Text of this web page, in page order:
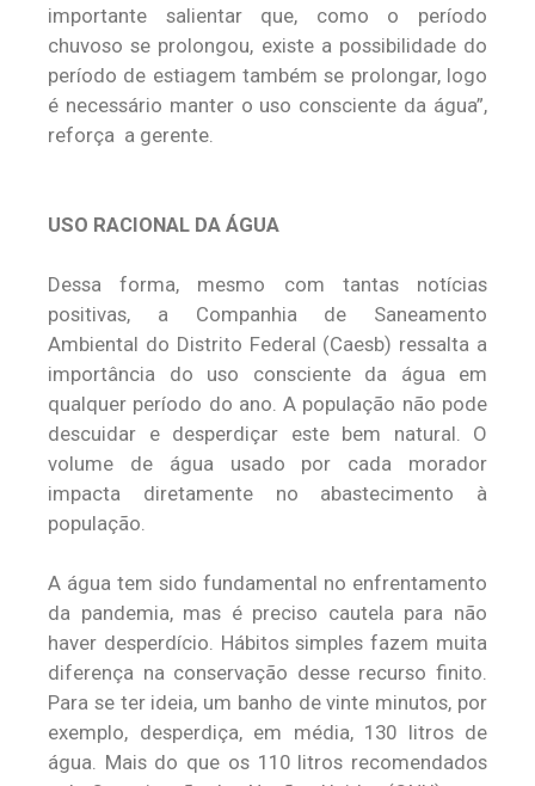
importante salientar que, como o período
chuvoso se prolongou, existe a possibilidade do
período de estiagem também se prolongar, logo
é necessário manter o uso consciente da água”,
reforça a gerente.
USO RACIONAL DA ÁGUA
Dessa forma, mesmo com tantas notícias
positivas, a Companhia de Saneamento
Ambiental do Distrito Federal (Caesb) ressalta a
importância do uso consciente da água em
qualquer período do ano. A população não pode
descuidar e desperdiçar este bem natural. O
volume de água usado por cada morador
impacta diretamente no abastecimento à
população.
A água tem sido fundamental no enfrentamento
da pandemia, mas é preciso cautela para não
haver desperdício. Hábitos simples fazem muita
diferença na conservação desse recurso finito.
Para se ter ideia, um banho de vinte minutos, por
exemplo, desperdiça, em média, 130 litros de
água. Mais do que os 110 litros recomendados